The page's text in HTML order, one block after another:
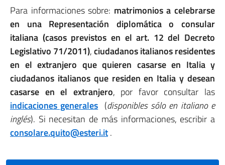
Para informaciones sobre: matrimonios a celebrarse
en una Representación diplomática o consular
italiana (casos previstos en el art. 12 del Decreto
Legislativo 71/2011),ciudadanos italianos residentes
en el extranjero que quieren casarse en Italia y
ciudadanos italianos que residen en Italia y desean
casarse en el extranjero, por favor consultar las
indicaciones generales (disponibles sólo en italiano e
inglés). Si necesitan de más informaciones, escribir a
consolare.quito@esteri.it.